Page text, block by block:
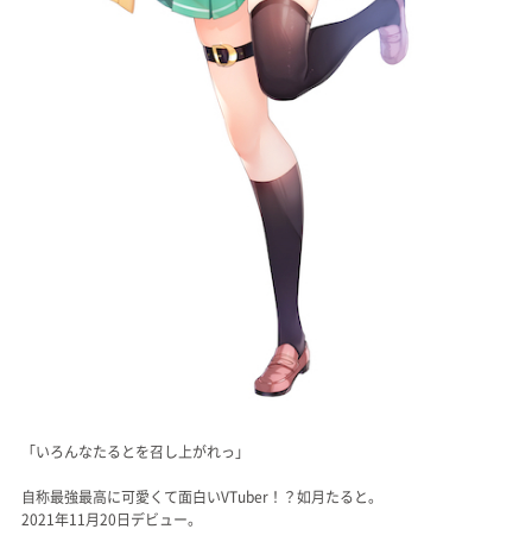
「いろんなたるとを召し上がれっ」
自称最強最高に可愛くて面白いVTuber！？如月たると。
2021年11月20日デビュー。